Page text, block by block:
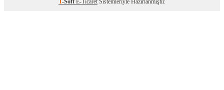
T-Soft E-Ticaret Sistemleriyle Hazırlanmıştır.